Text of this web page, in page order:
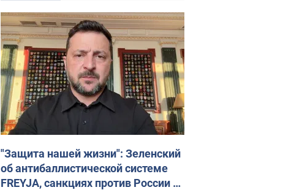
"Защита нашей жизни": Зеленский
об антибаллистической системе
FREYJA, санкциях против России и